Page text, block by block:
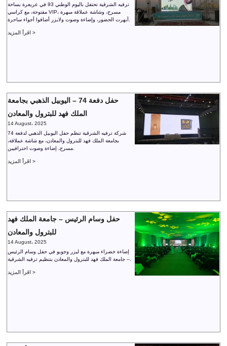
ترفيه الشرقية تحتفل باليوم الوطني 93 في عريعرة بساحة
مفتوحة، مع كراسي VIP، مسرح، وشاشة عملاقة مبهرة
اقرأ المزيد >
حفل دفعة 74 – اليوبيل الذهبي بجامعة
الملك فهد للبترول والمعادن
14 August، 2025
شركة ترفيه الشرقية تنظم حفل اليوبيل الذهبي لدفعة 74
بجامعة الملك فهد للبترول والمعادن، مع شاشة عملاقة،
اقرأ المزيد >
حفل وسام الرئيس – جامعة الملك فهد
للبترول والمعادن
14 August، 2025
إضاءة خضراء مبهرة مع ليزر وجوبو في حفل وسام الرئيس
اقرأ المزيد >